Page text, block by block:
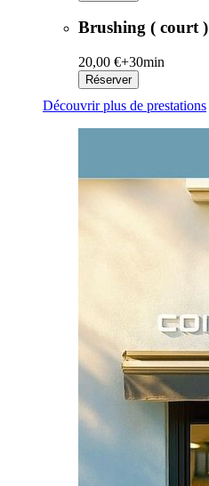
Brushing ( court )
20,00 €+30min
Réserver
Découvrir plus de prestations